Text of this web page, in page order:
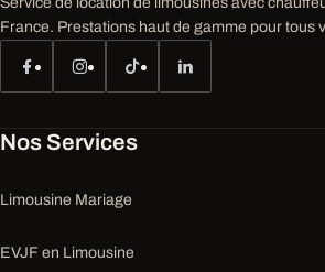
France. Prestations haut de gamme pour tous
Nos Services
Limousine Mariage
EVJF en Limousine